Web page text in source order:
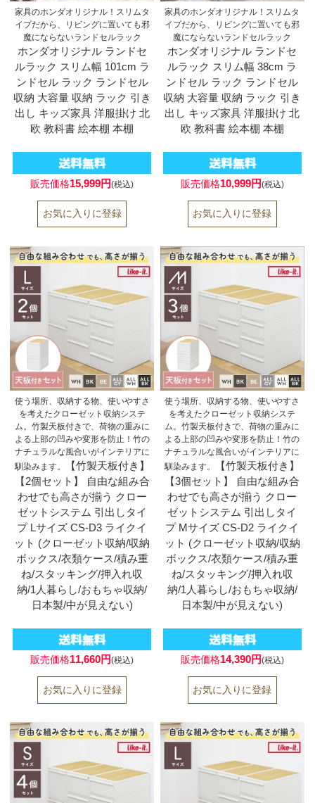
家具のホンダオリジナル！スリムタ
イプだから、リビングに置いても邪
魔にならないランドセルラック
ホンダオリジナル ランドセ
ルラック スリム幅 101cm ラ
ンドセル ラック ランドセル
収納 大容量 収納 ラック 引き
出し キッズ家具 洋服掛け 北
欧 教科書 絵本棚 本棚
販売価格15,999円(税込)
家具のホンダオリジナル！スリムタ
イプだから、リビングに置いても邪
魔にならないランドセルラック
ホンダオリジナル ランドセ
ルラック スリム幅 38cm ラ
ンドセル ラック ランドセル
収納 大容量 収納 ラック 引き
出し キッズ家具 洋服掛け 北
欧 教科書 絵本棚 本棚
販売価格10,999円(税込)
使う場所、収納する物、使いやすさ
を考えたクローゼット収納システ
ム。竹製天板付きで、荷物の重みに
よる上部の凹みや変形を防止！竹の
ナチュラルな風合いがインテリアに
馴染みます。
【竹製天板付き】
【2個セット】 自由な組み合
わせでも高さが揃う クロー
ゼットシステム 引出しタイ
プ Lサイズ CS-D3 ライクイ
ット (クローゼット収納/収納
ボックス/衣類ケース/積み重
ね/スタッキング/押入れ収
納/1人暮らし/おもちゃ収納/
日本製/中が見えない)
販売価格11,660円(税込)
使う場所、収納する物、使いやすさ
を考えたクローゼット収納システ
ム。竹製天板付きで、荷物の重みに
よる上部の凹みや変形を防止！竹の
ナチュラルな風合いがインテリアに
馴染みます。
【竹製天板付き】
【3個セット】 自由な組み合
わせでも高さが揃う クロー
ゼットシステム 引出しタイ
プ Mサイズ CS-D2 ライクイ
ット (クローゼット収納/収納
ボックス/衣類ケース/積み重
ね/スタッキング/押入れ収
納/1人暮らし/おもちゃ収納/
日本製/中が見えない)
販売価格14,390円(税込)